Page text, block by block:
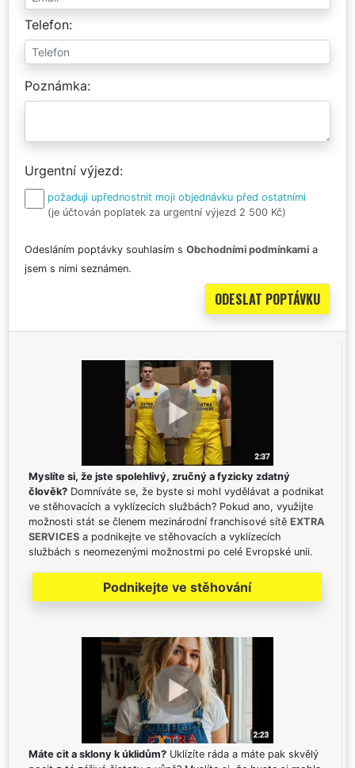
Telefon
Poznámka
Urgentní výjezd
požaduji upřednostnit moji objednávku před ostatními
(je účtován poplatek za urgentní výjezd 2 500 Kč)
Odesláním poptávky souhlasím s Obchodními podmínkami a
jsem s nimi seznámen.
Myslíte si, že jste spolehlivý, zručný a fyzicky zdatný
člověk? Domníváte se, že byste si mohl vydělávat a podnikat
ve stěhovacích a vyklízecích službách? Pokud ano, využijte
možnosti stát se členem mezinárodní franchisové sítě EXTRA
SERVICES a podnikejte ve stěhovacích a vyklízecích
službách s neomezenými možnostmi po celé Evropské unii.
Podnikejte ve stěhování
Máte cit a sklony k úklidům? Uklízíte ráda a máte pak skvělý